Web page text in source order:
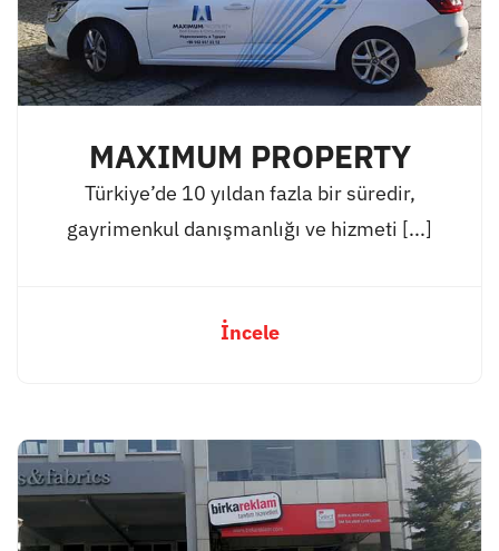
MAXIMUM PROPERTY
Türkiye’de 10 yıldan fazla bir süredir,
gayrimenkul danışmanlığı ve hizmeti [...]
İncele